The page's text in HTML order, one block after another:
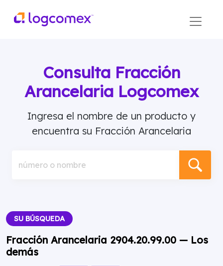
Consulta Fracción
Arancelaria Logcomex
Ingresa el nombre de un producto y
encuentra su Fracción Arancelaria
número o nombre
SU BÚSQUEDA
Fracción Arancelaria 2904.20.99.00 — Los
demás